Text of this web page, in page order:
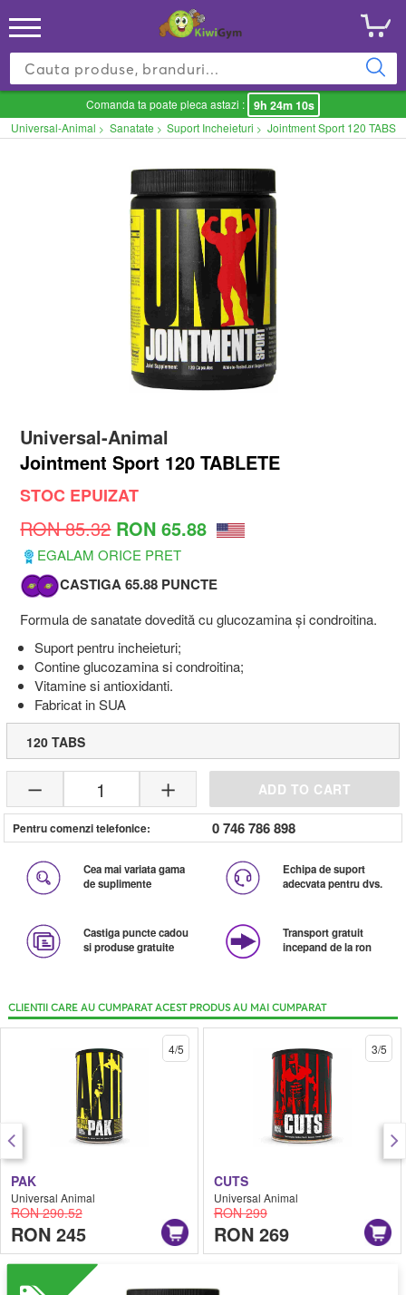
Comanda ta poate pleca astazi : 9h 24m 10s
Universal-Animal > Sanatate > Suport Incheieturi > Jointment Sport 120 TABS
Universal-Animal
Jointment Sport 120 TABLETE
STOC EPUIZAT
RON 85.32 RON 65.88
EGALAM ORICE PRET
CASTIGA 65.88 PUNCTE
Formula de sanatate dovedită cu glucozamina și condroitina.
Suport pentru incheieturi;
Contine glucozamina si condroitina;
Vitamine si antioxidanti.
Fabricat in SUA
120 TABS
1 ADD TO CART
Pentru comenzi telefonice: 0 746 786 898
Cea mai variata gama
de suplimente
Echipa de suport
adecvata pentru dvs.
Castiga puncte cadou
si produse gratuite
Transport gratuit
incepand de la ron
CLIENTII CARE AU CUMPARAT ACEST PRODUS AU MAI CUMPARAT
PAK
Universal Animal
RON 290.52
RON 245
4/5
CUTS
Universal Animal
RON 299
RON 269
3/5